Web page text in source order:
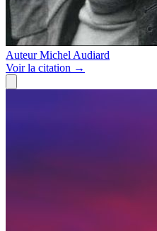
Auteur Michel Audiard
Voirla citation →